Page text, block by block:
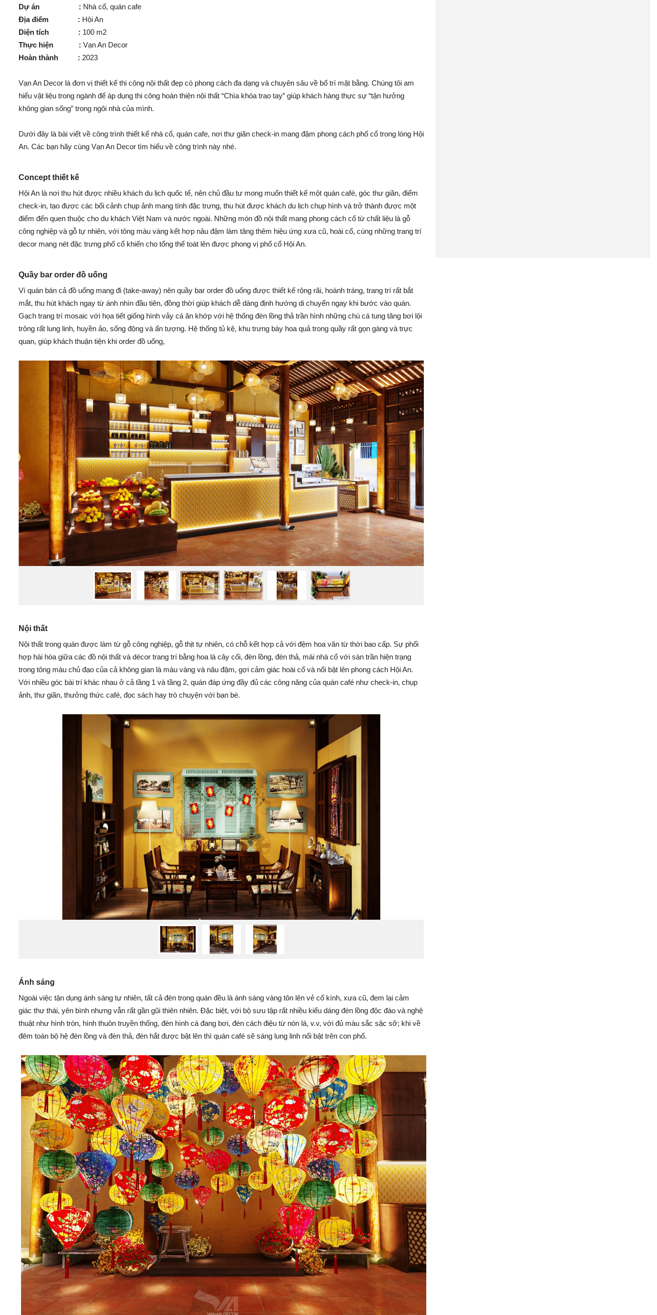
Dự án : Nhà cổ, quán cafe
Địa điểm : Hội An
Diện tích : 100 m2
Thực hiện : Vạn An Decor
Hoàn thành : 2023
Vạn An Decor là đơn vị thiết kế thi công nội thất đẹp có phong cách đa dạng và chuyên sâu về bố trí mặt bằng. Chúng tôi am
hiểu vật liệu trong ngành để áp dụng thi công hoàn thiện nội thất “Chìa khóa trao tay” giúp khách hàng thực sự “tận hưởng
không gian sống” trong ngôi nhà của mình.
Dưới đây là bài viết về công trình thiết kế nhà cổ, quán cafe, nơi thư giãn check-in mang đậm phong cách phố cổ trong lòng Hội
An. Các bạn hãy cùng Vạn An Decor tìm hiểu về công trình này nhé.
Concept thiết kế
Hội An là nơi thu hút được nhiều khách du lịch quốc tế, nên chủ đầu tư mong muốn thiết kế một quán café, góc thư giãn, điểm
check-in, tạo được các bối cảnh chụp ảnh mang tính đặc trưng, thu hút được khách du lịch chụp hình và trở thành được một
điểm đến quen thuộc cho du khách Việt Nam và nước ngoài. Những món đồ nội thất mang phong cách cổ từ chất liệu là gỗ
công nghiệp và gỗ tự nhiên, với tông màu vàng kết hợp nâu đậm làm tăng thêm hiệu ứng xưa cũ, hoài cổ, cùng những trang trí
decor mang nét đặc trưng phố cổ khiến cho tổng thể toát lên được phong vị phố cổ Hội An.
Quầy bar order đồ uống
Vì quán bán cả đồ uống mang đi (take-away) nên quầy bar order đồ uống được thiết kế rộng rãi, hoành tráng, trang trí rất bắt
mắt, thu hút khách ngay từ ánh nhìn đầu tiên, đồng thời giúp khách dễ dàng định hướng di chuyển ngay khi bước vào quán.
Gạch trang trí mosaic với họa tiết giống hình vảy cá ăn khớp với hệ thống đèn lồng thả trần hình những chú cá tung tăng bơi lội
trông rất lung linh, huyền ảo, sống động và ấn tượng. Hệ thống tủ kệ, khu trưng bày hoa quả trong quầy rất gọn gàng và trực
quan, giúp khách thuận tiện khi order đồ uống,
Nội thất
Nội thất trong quán được làm từ gỗ công nghiệp, gỗ thịt tự nhiên, có chỗ kết hợp cả với đệm hoa văn từ thời bao cấp. Sự phối
hợp hài hòa giữa các đồ nội thất và décor trang trí bằng hoa lá cây cối, đèn lồng, đèn thả, mái nhà cổ với sàn trần hiện trạng
trong tông màu chủ đạo của cả không gian là màu vàng và nâu đậm, gợi cảm giác hoài cổ và nổi bật lên phong cách Hội An.
Với nhiều góc bài trí khác nhau ở cả tầng 1 và tầng 2, quán đáp ứng đầy đủ các công năng của quán café như check-in, chụp
ảnh, thư giãn, thưởng thức café, đọc sách hay trò chuyện với bạn bè.
Ánh sáng
Ngoài việc tận dụng ánh sáng tự nhiên, tất cả đèn trong quán đều là ánh sáng vàng tôn lên vẻ cổ kính, xưa cũ, đem lại cảm
giác thư thái, yên bình nhưng vẫn rất gần gũi thiên nhiên. Đặc biệt, với bộ sưu tập rất nhiều kiểu dáng đèn lồng độc đáo và nghệ
thuật như hình tròn, hình thuôn truyền thống, đèn hình cá đang bơi, đèn cách điệu từ nón lá, v.v, với đủ màu sắc sặc sỡ; khi về
đêm toàn bộ hệ đèn lồng và đèn thả, đèn hắt được bật lên thì quán café sẽ sáng lung linh nổi bật trên con phố.